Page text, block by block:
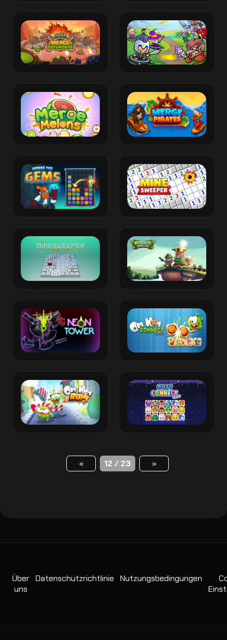
« 12 / 23 »
Über
uns
Datenschutzrichtlinie Nutzungsbedingungen